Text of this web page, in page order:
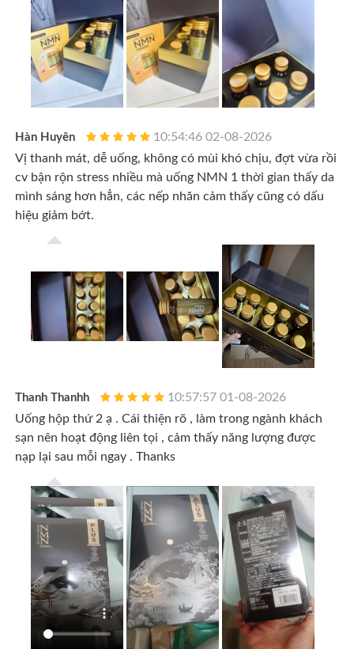
Hàn Huyên
10:54:46 02-08-2026
Vị thanh mát, dễ uống, không có mùi khó chịu, đợt vừa rồi
cv bận rộn stress nhiều mà uống NMN 1 thời gian thấy da
mình sáng hơn hẳn, các nếp nhăn cảm thấy cũng có dấu
hiệu giảm bớt.
Thanh Thanhh
10:57:57 01-08-2026
Uống hộp thứ 2 ạ . Cái thiện rõ , làm trong ngành khách
sạn nên hoạt động liên tọi , cảm thấy năng lượng được
nạp lại sau mỗi ngay . Thanks